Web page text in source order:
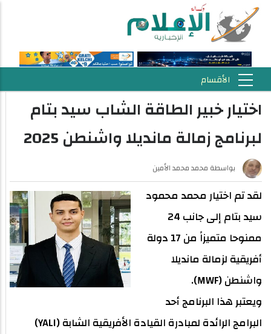
اختيار خبير الطاقة الشاب سيد بتام
لبرنامج زمالة مانديلا واشنطن 2025
بواسطة محمد محمد الأمين
لقد تم اختيار محمد محمود
سيد بتام إلى جانب 24
ممنوحا متميزاً من 17 دولة
أفريقية لزمالة مانديلا
واشنطن (MWF).
ويعتبر هذا البرنامج أحد
البرامج الرائدة لمبادرة القيادة الأفريقية الشابة (YALI)